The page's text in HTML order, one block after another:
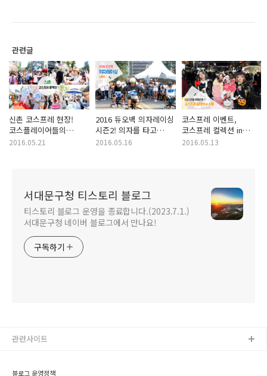
관련글
신촌 코스프레 현장!
코스플레이어들의
화려한 축제 현장으로~
2016.05.21
2016 듀오백 의자레이싱
시즌2! 의자를 타고
신촌을 달려라~
2016.05.16
코스프레 이벤트,
코스프레 컬렉션 in
서울! 일본
2016.05.13
서대문구청 티스토리 블로그
티스토리 블로그 운영을 종료합니다.(2023.7.1.)
서대문구청 네이버 블로그에서 만나요!
구독하기
블로그 운영정책
관련사이트